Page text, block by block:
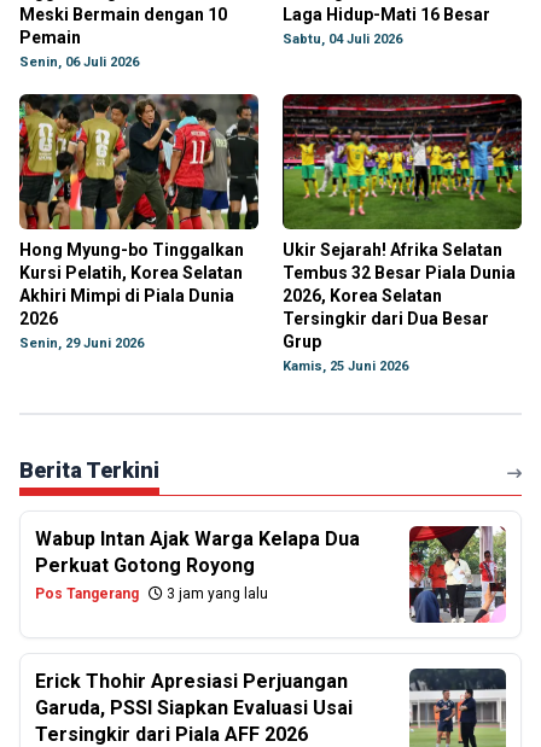
Meski Bermain dengan 10
Pemain
Senin, 06 Juli 2026
Laga Hidup-Mati 16 Besar
Sabtu, 04 Juli 2026
Hong Myung-bo Tinggalkan
Kursi Pelatih, Korea Selatan
Akhiri Mimpi di Piala Dunia
2026
Senin, 29 Juni 2026
Ukir Sejarah! Afrika Selatan
Tembus 32 Besar Piala Dunia
2026, Korea Selatan
Tersingkir dari Dua Besar
Grup
Kamis, 25 Juni 2026
Berita Terkini
Wabup Intan Ajak Warga Kelapa Dua
Perkuat Gotong Royong
Pos Tangerang 3 jam yang lalu
Erick Thohir Apresiasi Perjuangan
Garuda, PSSI Siapkan Evaluasi Usai
Tersingkir dari Piala AFF 2026